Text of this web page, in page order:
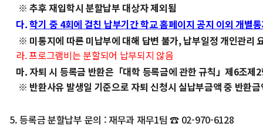
※ 추후 재입학시 분할납부 대상자 제외됨
다.학기 중 4회에 걸친 납부기간 학교 홈페이지 공지 이외 개별
※ 미통지에 따른 미납부에 대해 답변 불가, 납부일정 개인관리
라. 프로그램비는 분할되어 납부되지 않음
마. 자퇴 시 등록금 반환은「대학 등록금에 관한 규칙」제6조제
※ 반환사유 발생일 기준으로 자퇴 신청시 실납부금액 중 반환금
5. 등록금 분할납부 문의 : 재무과 재무1팀 ☎ 02-970-6128